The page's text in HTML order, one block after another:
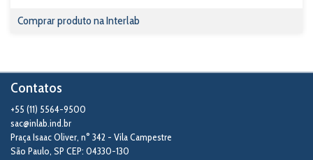
Comprar produto na Interlab
Contatos
+55 (11) 5564-9500
sac@inlab.ind.br
Praça Isaac Oliver, n° 342 - Vila Campestre
São Paulo, SP CEP: 04330-130